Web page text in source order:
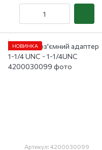
НОВИНКА
Артикул: 4200030099